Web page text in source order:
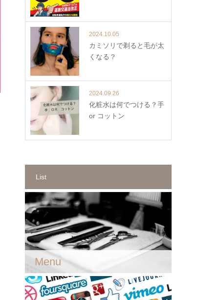
2024.10.05
カミソリで剃ると毛が太
くなる？
2024.09.26
化粧水は何でつける？手
or コットン
List
Menu